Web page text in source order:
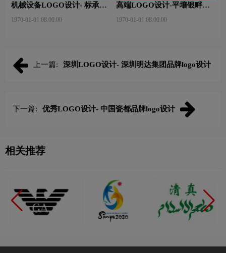
机械设备LOGO设计- 标承机
1970-01-01 08:00:00
高端LOGO设计-平壤银畔馆
1970-01-01 08:00:00
上一篇: 深圳LOGO设计- 深圳明达集团品牌logo设计
下一篇: 优秀LOGO设计- 中国瓷都品牌logo设计
相关推荐